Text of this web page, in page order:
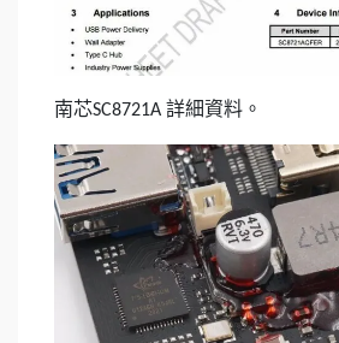
南芯SC8721A 詳細資料。